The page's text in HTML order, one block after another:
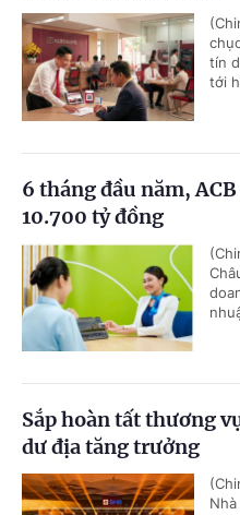
tín
tới
6 tháng đầu năm,
10.700 tỷ đồng
Sắp hoàn tất thương
dư địa tăng trưởng